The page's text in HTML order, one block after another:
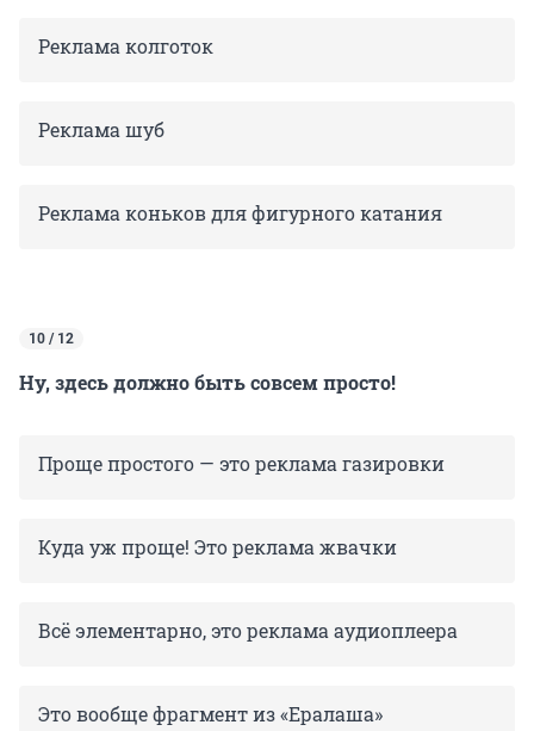
Реклама колготок
Реклама шуб
Реклама коньков для фигурного катания
10 / 12
Ну, здесь должно быть совсем просто!
Проще простого — это реклама газировки
Куда уж проще! Это реклама жвачки
Всё элементарно, это реклама аудиоплеера
Это вообще фрагмент из «Ералаша»